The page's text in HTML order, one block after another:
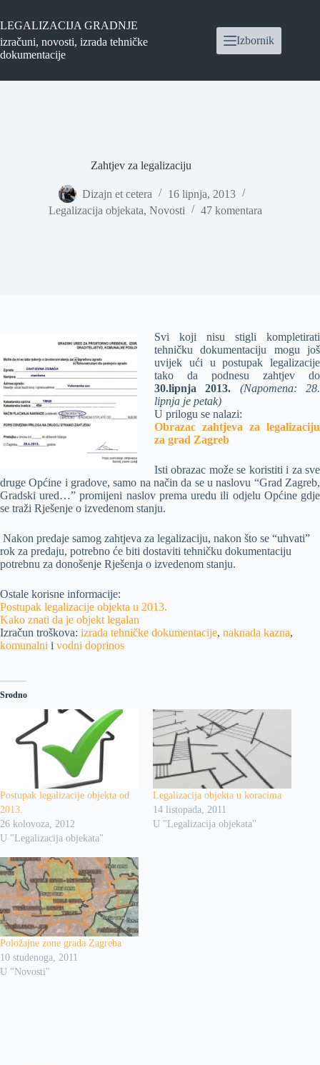
sadržaj
LEGALIZACIJA GRADNJE
izračuni, novosti, izrada tehničke
dokumentacije
Izbornik
Zahtjev za legalizaciju
Dizajn et cetera
16 lipnja, 2013
Legalizacija objekata, Novosti 47 komentara
Svi koji nisu stigli kompletirati
tehničku dokumentaciju mogu još
uvijek ući u postupak legalizacije
tako da podnesu zahtjev do
30.lipnja 2013.
(Napomena: 28.
lipnja je petak)
U prilogu se nalazi:
Obrazac zahtjeva za legalizaciju
za grad Zagreb
Isti obrazac može se koristiti i za sve
druge Općine i gradove, samo na način da se u naslovu “Grad Zagreb,
Gradski ured…” promijeni naslov prema uredu ili odjelu Općine gdje
se traži Rješenje o izvedenom stanju.
Nakon predaje samog zahtjeva za legalizaciju, nakon što se “uhvati”
rok za predaju, potrebno će biti dostaviti tehničku dokumentaciju
potrebnu za donošenje Rješenja o izvedenom stanju.
Ostale korisne informacije:
Postupak legalizacije objekta u 2013.
Kako znati da je objekt legalan
Izračun troškova: izrada tehničke dokumentacije, naknada kazna,
komunalni i vodni doprinos
Srodno
Postupak legalizacije objekta od
2013.
26 kolovoza, 2012
U "Legalizacija objekata"
Legalizacija objekta u koracima
14 listopada, 2011
U "Legalizacija objekata"
Položajne zone grada Zagreba
10 studenoga, 2011
U "Novosti"